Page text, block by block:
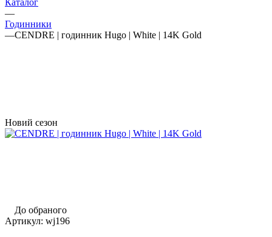
Каталог
—
Годинники
—CENDRE | годинник Hugo | White | 14K Gold
Новий сезон
До обраного
Артикул: wj196